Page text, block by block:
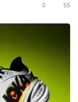
0 55